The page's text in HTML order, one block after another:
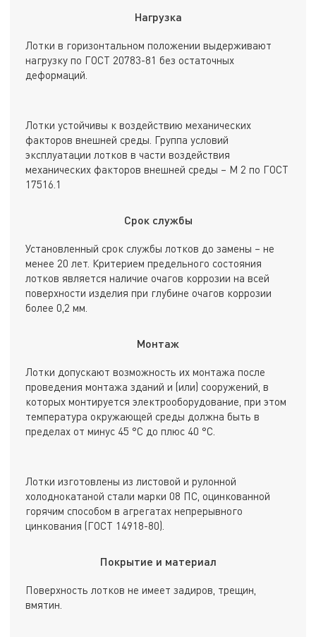
Нагрузка
Лотки в горизонтальном положении выдерживают
нагрузку по ГОСТ 20783-81 без остаточных
деформаций.
Лотки устойчивы к воздействию механических
факторов внешней среды. Группа условий
эксплуатации лотков в части воздействия
механических факторов внешней среды – М 2 по ГОСТ
17516.1
Срок службы
Установленный срок службы лотков до замены – не
менее 20 лет. Критерием предельного состояния
лотков является наличие очагов коррозии на всей
поверхности изделия при глубине очагов коррозии
более 0,2 мм.
Монтаж
Лотки допускают возможность их монтажа после
проведения монтажа зданий и (или) сооружений, в
которых монтируется электрооборудование, при этом
температура окружающей среды должна быть в
пределах от минус 45 °С до плюс 40 °С.
Лотки изготовлены из листовой и рулонной
холоднокатаной стали марки 08 ПС, оцинкованной
горячим способом в агрегатах непрерывного
цинкования (ГОСТ 14918-80).
Покрытие и материал
Поверхность лотков не имеет задиров, трещин,
вмятин.